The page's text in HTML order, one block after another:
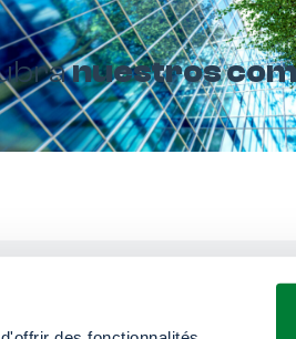
nuestros
con nosotros